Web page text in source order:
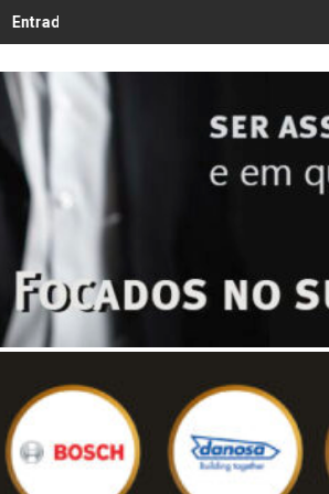
regulamentação do Lobby - Lei n.º 5-A/